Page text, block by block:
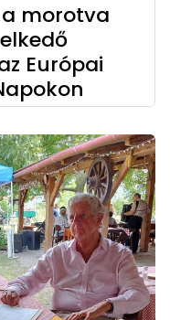
a morotva
Európai